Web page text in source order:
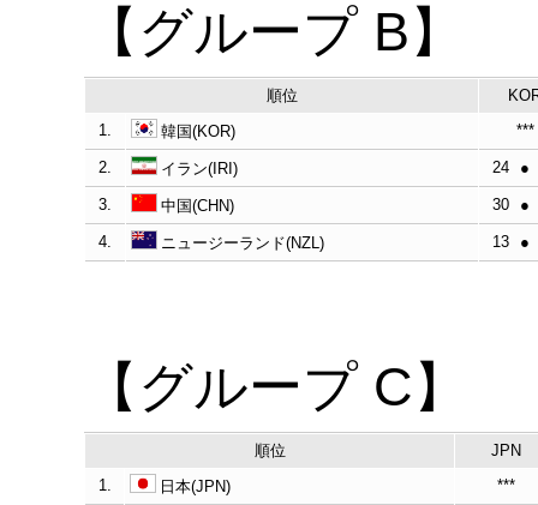
【グループ B】
順位
1.
韓国(KOR) ***
2. イラン(IRI) 24 ●
3. 中国(CHN) 30 ●
4. ニュージーランド(NZL) 13 ●
【グループ C】
順位
JPN
1.
日本(JPN) ***